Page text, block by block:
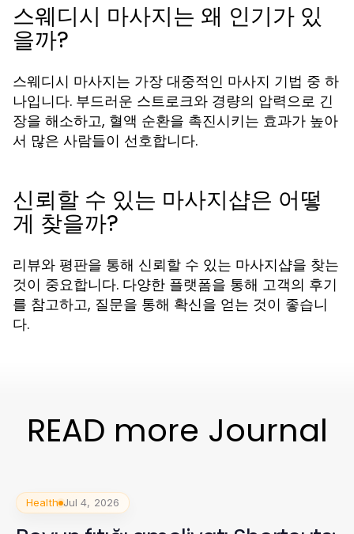
스웨디시 마사지는 왜 인기가 있
을까?
스웨디시 마사지는 가장 대중적인 마사지 기법 중 하
나입니다. 부드러운 스트로크와 경량의 압력으로 긴
장을 해소하고, 혈액 순환을 촉진시키는 효과가 높아
서 많은 사람들이 선호합니다.
신뢰할 수 있는 마사지샵은 어떻
게 찾을까?
리뷰와 평판을 통해 신뢰할 수 있는 마사지샵을 찾는
것이 중요합니다. 다양한 플랫폼을 통해 고객의 후기
를 참고하고, 질문을 통해 확신을 얻는 것이 좋습니
다.
READ more Journal
Health Jul 4, 2026